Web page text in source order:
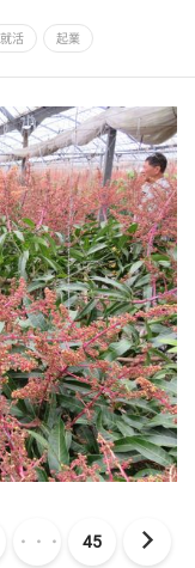
就活 起業
・・・ 45